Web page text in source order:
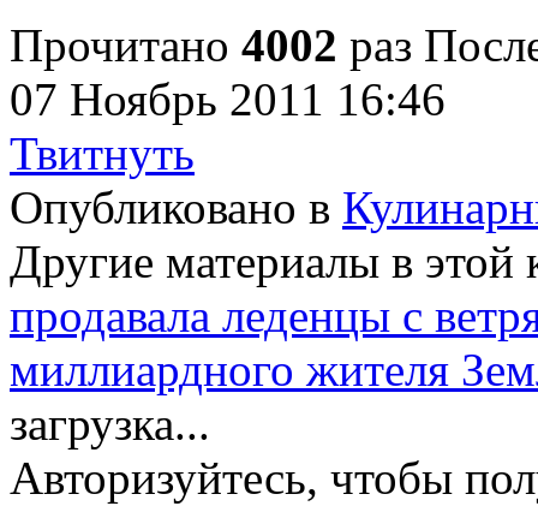
Прочитано 4002 раз
07 Ноябрь 2011 16:46
Твитнуть
Опубликовано в
Другие материалы в этой
продавала леденцы с
миллиардного жителя
загрузка...
Авторизуйтесь, чтобы